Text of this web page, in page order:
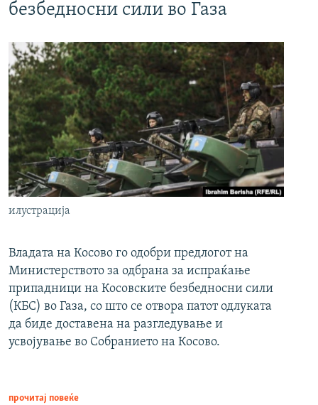
безбедносни сили во Газа
илустрација
Владата на Косово го одобри предлогот на
Министерството за одбрана за испраќање
припадници на Косовските безбедносни сили
(КБС) во Газа, со што се отвора патот одлуката
да биде доставена на разгледување и
усвојување во Собранието на Косово.
прочитај повеќе